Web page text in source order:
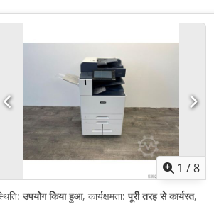
1 /8
उपयोग किया हुआ, कार्यक्षमता:पूरी तरह से कार्यरत,